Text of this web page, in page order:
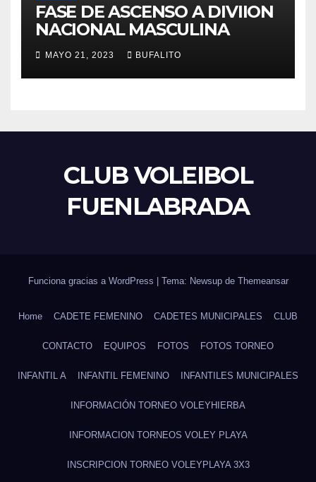
FASE DE ASCENSO A DIVIION
NACIONAL MASCULINA
MAYO 21, 2023 BUFALITO
CLUB VOLEIBOL
FUENLABRADA
Funciona gracias a WordPress Tema: Newsup de Themeansar
Home CADETE FEMENINO CADETES MUNICIPALES CLUB
CONTACTO EQUIPOS FOTOS FOTOS TORNEO
INFANTIL A INFANTIL FEMENINO INFANTILES MUNICIPALES
INFORMACIÓN TORNEO VOLEYHIERBA
INFORMACION TORNEOS VOLEY PLAYA
INSCRIPCION TORNEO VOLEYPLAYA 3X3